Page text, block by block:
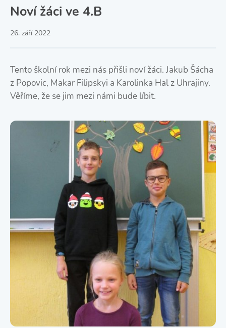
Noví žáci ve 4.B
26. září 2022
Tento školní rok mezi nás přišli noví žáci. Jakub Šácha
z Popovic, Makar Filipskyi a Karolinka Hal z Uhrajiny.
Věříme, že se jim mezi námi bude líbit.